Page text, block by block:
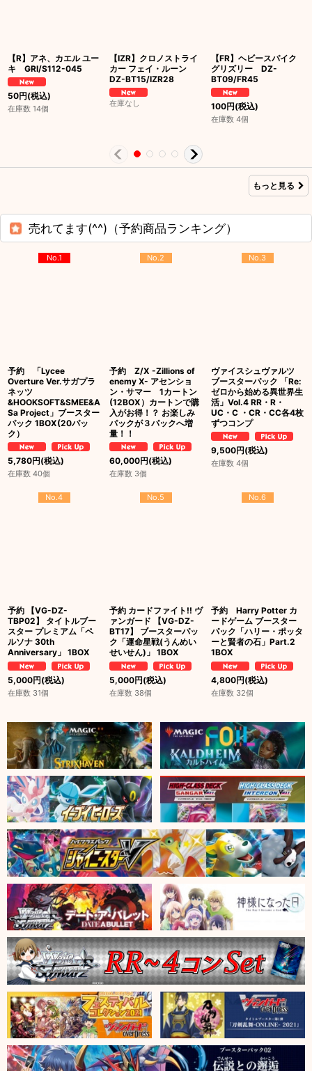
【R】アネ、カエル ユー
キ GRI/S112-045
50円(税込)
在庫数 14個
【IZR】クロノストライ
カー フェイ・ルーン
DZ-BT15/IZR28
在庫なし
【FR】ヘビースパイク
グリズリー DZ-
BT09/FR45
100円(税込)
在庫数 4個
もっと見る
売れてます(^^)（予約商品ランキング）
No.1
予約 「Lycee
Overture Ver.サガプラ
ネッツ
&HOOKSOFT&SMEE&A
Sa Project」ブースター
パック 1BOX(20パッ
ク）
5,780円(税込)
在庫数 40個
No.2
予約 Z/X -Zillions of
enemy X- アセンショ
ン・サマー 1カートン
(12BOX）カートンで購
入がお得！？ お楽しみ
パックが３パックへ増
量！！
60,000円(税込)
在庫数 3個
No.3
ヴァイスシュヴァルツ
ブースターパック 「Re:
ゼロから始める異世界生
活」Vol.4 RR・R・
UC・C ・CR・CC各4枚
ずつコンプ
9,500円(税込)
在庫数 4個
No.4
予約 【VG-DZ-
TBP02】 タイトルブー
スター プレミアム「ペ
ルソナ 30th
Anniversary」 1BOX
5,000円(税込)
在庫数 31個
No.5
予約 カードファイト!! ヴ
ァンガード 【VG-DZ-
BT17】 ブースターパッ
ク「運命星戦(うんめい
せいせん)」 1BOX
5,000円(税込)
在庫数 38個
No.6
予約 Harry Potter カ
ードゲーム ブースター
パック「ハリー・ポッタ
ーと賢者の石」Part.2
1BOX
4,800円(税込)
在庫数 32個